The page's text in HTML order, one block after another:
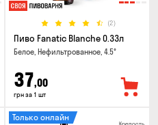
(2)
Пиво Fanatic Blanche 0.33л
Белое, Нефильтрованное, 4.5°
37,00
грн за 1 шт
Крепость
Только онлайн